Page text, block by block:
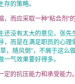
的策略。
应采取一种“粘合剂”的
还没有太大的意见，张
，而是在满足职员的心理
，随风倒”，不屑于这
一气效果要好得多。
的抗压能力和承受能力。